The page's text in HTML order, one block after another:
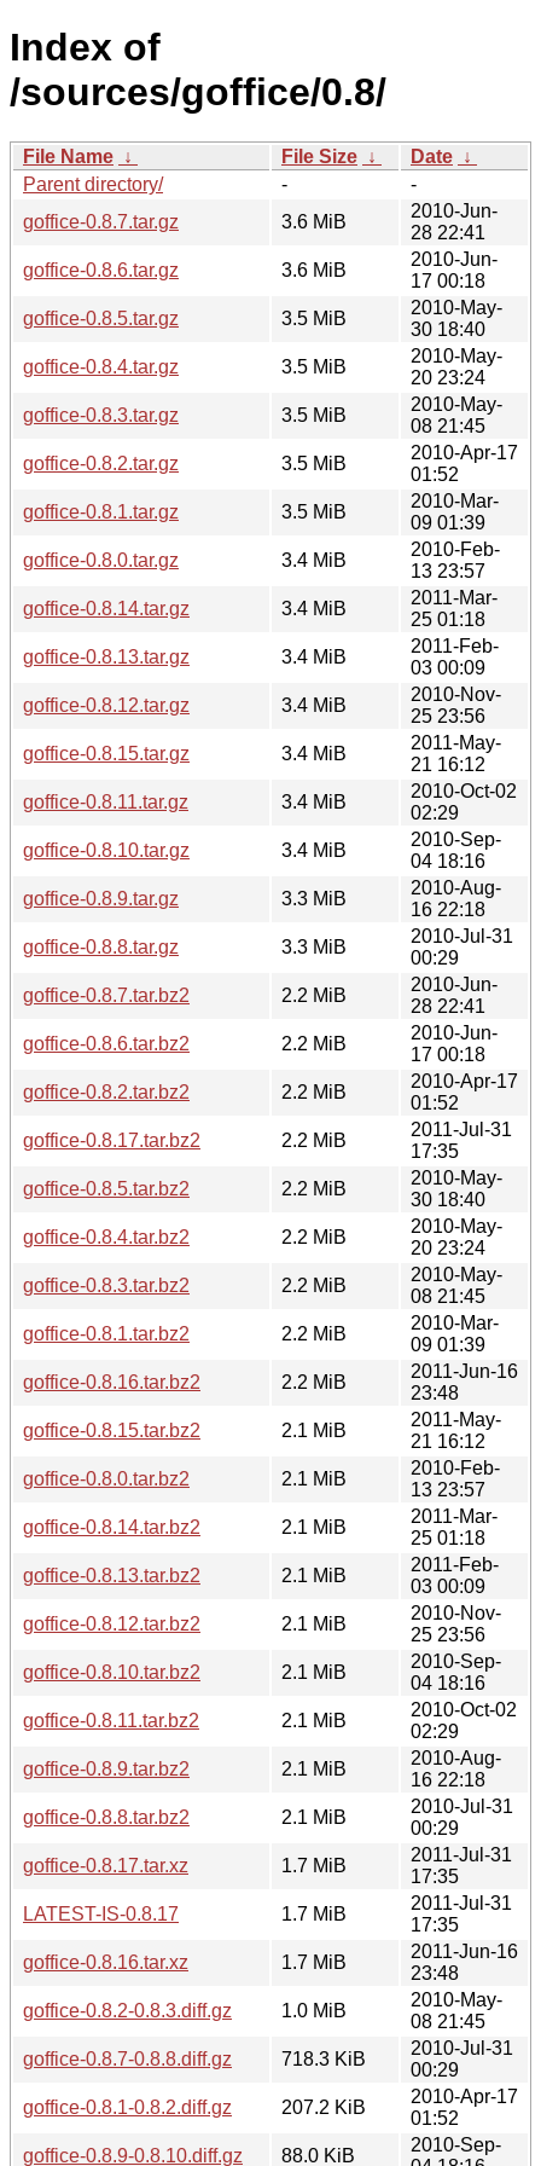
Index of
/sources/goffice/0.8/
File Name ↓ File Size ↓ Date ↓
Parent directory/
-
-
goffice-0.8.7.tar.gz
3.6 MiB
2010-Jun-
28 22:41
goffice-0.8.6.tar.gz
3.6 MiB
2010-Jun-
17 00:18
goffice-0.8.5.tar.gz
3.5 MiB
2010-May-
30 18:40
goffice-0.8.4.tar.gz
3.5 MiB
2010-May-
20 23:24
goffice-0.8.3.tar.gz
3.5 MiB
2010-May-
08 21:45
goffice-0.8.2.tar.gz
3.5 MiB
2010-Apr-17
01:52
goffice-0.8.1.tar.gz
3.5 MiB
2010-Mar-
09 01:39
goffice-0.8.0.tar.gz
3.4 MiB
2010-Feb-
13 23:57
goffice-0.8.14.tar.gz
3.4 MiB
2011-Mar-
25 01:18
goffice-0.8.13.tar.gz
3.4 MiB
2011-Feb-
03 00:09
goffice-0.8.12.tar.gz
3.4 MiB
2010-Nov-
25 23:56
goffice-0.8.15.tar.gz
3.4 MiB
2011-May-
21 16:12
goffice-0.8.11.tar.gz
3.4 MiB
2010-Oct-02
02:29
goffice-0.8.10.tar.gz
3.4 MiB
2010-Sep-
04 18:16
goffice-0.8.9.tar.gz
3.3 MiB
2010-Aug-
16 22:18
goffice-0.8.8.tar.gz
3.3 MiB
2010-Jul-31
00:29
goffice-0.8.7.tar.bz2
2.2 MiB
2010-Jun-
28 22:41
goffice-0.8.6.tar.bz2
2.2 MiB
2010-Jun-
17 00:18
goffice-0.8.2.tar.bz2
2.2 MiB
2010-Apr-17
01:52
goffice-0.8.17.tar.bz2
2.2 MiB
2011-Jul-31
17:35
goffice-0.8.5.tar.bz2
2.2 MiB
2010-May-
30 18:40
goffice-0.8.4.tar.bz2
2.2 MiB
2010-May-
20 23:24
goffice-0.8.3.tar.bz2
2.2 MiB
2010-May-
08 21:45
goffice-0.8.1.tar.bz2
2.2 MiB
2010-Mar-
09 01:39
goffice-0.8.16.tar.bz2
2.2 MiB
2011-Jun-16
23:48
goffice-0.8.15.tar.bz2
2.1 MiB
2011-May-
21 16:12
goffice-0.8.0.tar.bz2
2.1 MiB
2010-Feb-
13 23:57
goffice-0.8.14.tar.bz2
2.1 MiB
2011-Mar-
25 01:18
goffice-0.8.13.tar.bz2
2.1 MiB
2011-Feb-
03 00:09
goffice-0.8.12.tar.bz2
2.1 MiB
2010-Nov-
25 23:56
goffice-0.8.10.tar.bz2
2.1 MiB
2010-Sep-
04 18:16
goffice-0.8.11.tar.bz2
2.1 MiB
2010-Oct-02
02:29
goffice-0.8.9.tar.bz2
2.1 MiB
2010-Aug-
16 22:18
goffice-0.8.8.tar.bz2
2.1 MiB
2010-Jul-31
00:29
goffice-0.8.17.tar.xz
1.7 MiB
2011-Jul-31
17:35
LATEST-IS-0.8.17
1.7 MiB
2011-Jul-31
17:35
goffice-0.8.16.tar.xz
1.7 MiB
2011-Jun-16
23:48
goffice-0.8.2-0.8.3.diff.gz
1.0 MiB
2010-May-
08 21:45
goffice-0.8.7-0.8.8.diff.gz
718.3 KiB
2010-Jul-31
00:29
goffice-0.8.1-0.8.2.diff.gz
207.2 KiB
2010-Apr-17
01:52
goffice-0.8.9-0.8.10.diff.gz
88.0 KiB
2010-Sep-